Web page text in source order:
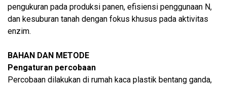
pengukuran pada produksi panen, efisiensi penggunaan N,
dan kesuburan tanah dengan fokus khusus pada aktivitas
enzim.
BAHAN DAN METODE
Pengaturan percobaan
Percobaan dilakukan di rumah kaca plastik bentang ganda,